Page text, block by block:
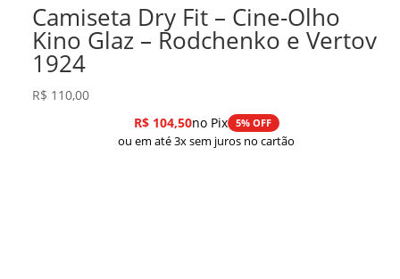
Camiseta Dry Fit – Cine-Olho
Kino Glaz – Rodchenko e Vertov
1924
R$ 110,00
R$104,50no Pix 5% OFF
ou em até 3x sem juros no cartão